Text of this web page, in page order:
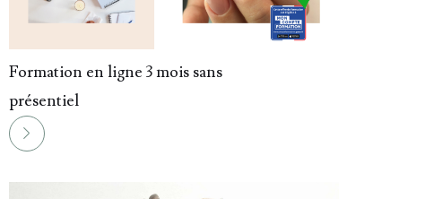
Formation en ligne 3 mois sans
présentiel